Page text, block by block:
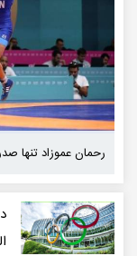
چرا قبض برق برخی
فروش سینما «عصر
رحمان عموزاد تنها